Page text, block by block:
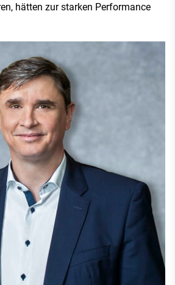
hätten zur starken Performance